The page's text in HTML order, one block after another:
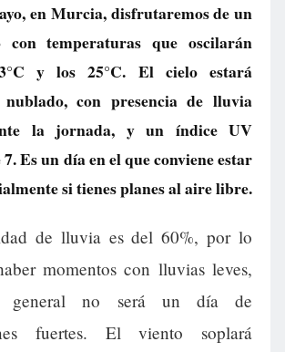
en Murcia, disfrutaremos de un
temperaturas que oscilarán
y los 25°C. El cielo estará
nublado, con presencia de lluvia
la jornada, y un índice UV
Es un día en el que conviene estar
si tienes planes al aire libre.
de lluvia es del 60%, por lo
momentos con lluvias leves,
general no será un día de
fuertes. El viento soplará